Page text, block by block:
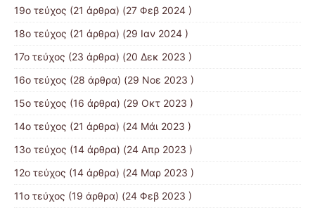
19ο τεύχος (21 άρθρα) (27 Φεβ 2024 )
18ο τεύχος (21 άρθρα) (29 Ιαν 2024 )
17o τεύχος (23 άρθρα) (20 Δεκ 2023 )
16ο τεύχος (28 άρθρα) (29 Νοε 2023 )
15ο τεύχος (16 άρθρα) (29 Οκτ 2023 )
14ο τεύχος (21 άρθρα) (24 Μάι 2023 )
13ο τεύχος (14 άρθρα) (24 Απρ 2023 )
12ο τεύχος (14 άρθρα) (24 Μαρ 2023 )
11ο τεύχος (19 άρθρα) (24 Φεβ 2023 )